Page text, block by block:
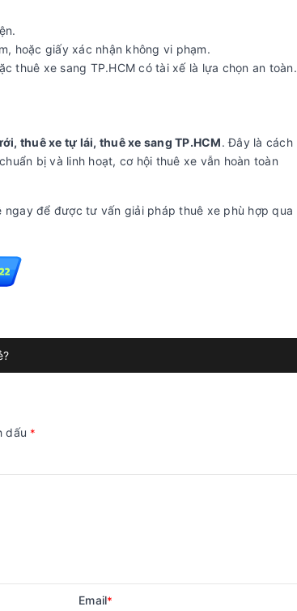
hoặc giấy xác nhận không vi phạm.
thuê xe sang TP.HCM có tài xế là lựa chọn an toàn.
thuê xe tự lái, thuê xe sang TP.HCM. Đây là cách
bị và linh hoạt, cơ hội thuê xe vẫn hoàn toàn
để được tư vấn giải pháp thuê xe phù hợp qua
dấu *
Email*